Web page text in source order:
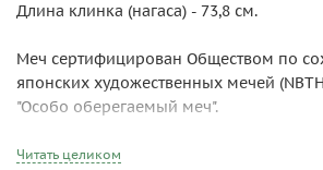
Длина клинка (нагаса) - 73,8 см.
Меч сертифицирован Обществом по
японских художественных мечей
"Особо оберегаемый меч".
Читать целиком